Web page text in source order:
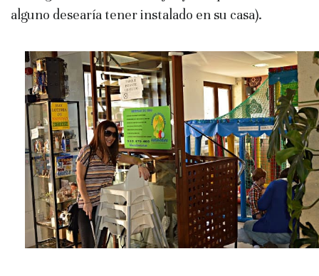
alguno desearía tener instalado en su casa).